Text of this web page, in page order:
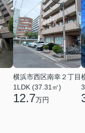
横浜市西区南幸２丁目
1LDK (37.31㎡)
12.7万円